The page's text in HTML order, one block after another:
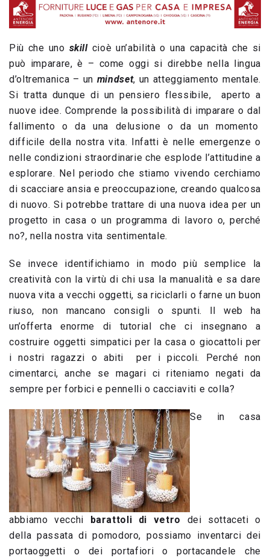
Più che uno skill cioè un’abilità o una capacità che si
può imparare, è – come oggi si direbbe nella lingua
d’oltremanica – un mindset, un atteggiamento mentale.
Si tratta dunque di un pensiero flessibile, aperto a
nuove idee. Comprende la possibilità di imparare o dal
fallimento o da una delusione o da un momento
difficile della nostra vita. Infatti è nelle emergenze o
nelle condizioni straordinarie che esplode l’attitudine a
esplorare. Nel periodo che stiamo vivendo cerchiamo
di scacciare ansia e preoccupazione, creando qualcosa
di nuovo. Si potrebbe trattare di una nuova idea per un
progetto in casa o un programma di lavoro o, perché
no?, nella nostra vita sentimentale.
Se invece identifichiamo in modo più semplice la
creatività con la virtù di chi usa la manualità e sa dare
nuova vita a vecchi oggetti, sa riciclarli o farne un buon
riuso, non mancano consigli o spunti. Il web ha
un’offerta enorme di tutorial che ci insegnano a
costruire oggetti simpatici per la casa o giocattoli per
i nostri ragazzi o abiti per i piccoli. Perché non
cimentarci, anche se magari ci riteniamo negati da
sempre per forbici e pennelli o cacciaviti e colla?
Se in casa
abbiamo vecchi barattoli di vetro
dei sottaceti o
della passata di pomodoro, possiamo inventarci dei
portaoggetti o dei portafiori o portacandele che